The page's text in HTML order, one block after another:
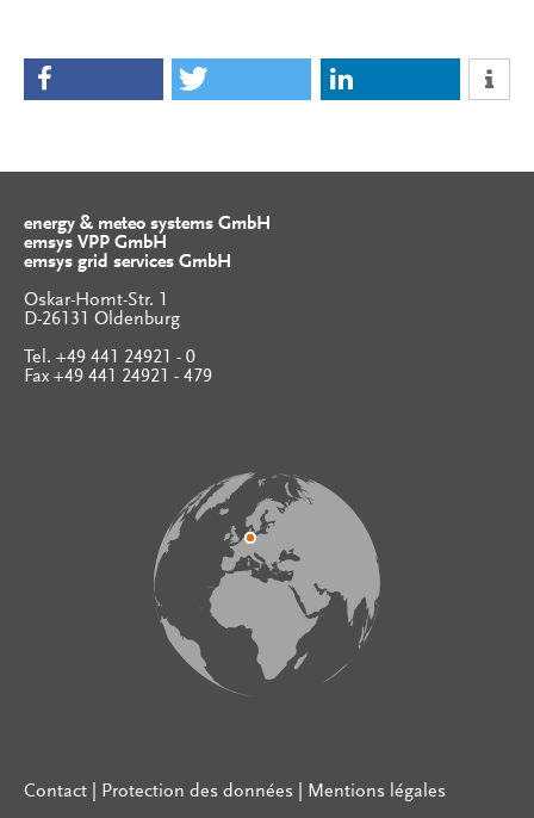
energy & meteo systems GmbH
emsys VPP GmbH
emsys grid services GmbH
Oskar-Homt-Str. 1
D-26131 Oldenburg
Tel. +49 441 24921 - 0
Fax +49 441 24921 - 479
Contact Protection des données Mentions légales